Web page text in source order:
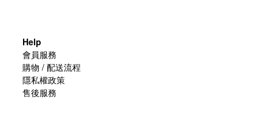
Help
會員服務
購物 / 配送流程
隱私權政策
售後服務